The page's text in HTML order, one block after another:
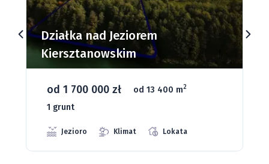
Działki budowlane nad Jeziorem
Dąbrowa Mała
od 93 280 zł od 1075 m 2 66 grunt